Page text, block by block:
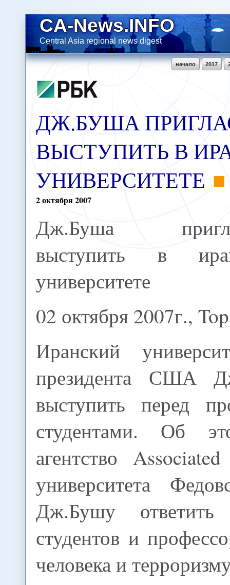
CA-News.INFO
Central Asia regional news digest
2017
начало
ДЖ.БУША
ВЫСТУПИТЬ В
УНИВЕРСИТЕТЕ
2октября2007
Дж.Буша
выступить в
университете
02 октября 2007г.,
Иранский
президента США
выступить перед
студентами. Об
агентство
университета
Дж.Бушу
студентов и
человека и